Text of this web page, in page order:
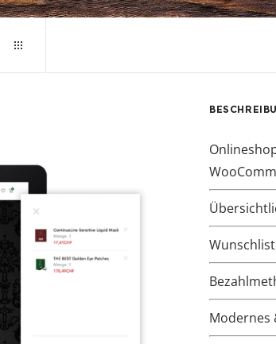
Modernes